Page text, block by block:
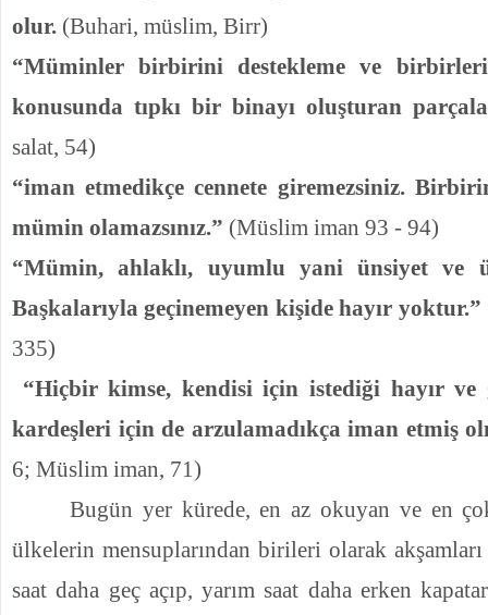
olur. (Buhari, müslim, Birr)
“Müminler birbirini destekleme ve
konusunda tıpkı bir binayı oluşturan
salat, 54)
“iman etmedikçe cennete giremezsiniz.
mümin olamazsınız.” (Müslim iman 93 - 94)
“Mümin, ahlaklı, uyumlu yani ünsiyet ve
Başkalarıyla geçinemeyen kişide hayır yoktur.”
335)
“Hiçbir kimse, kendisi için istediği hayır ve
kardeşleri için de arzulamadıkça iman etmiş
6; Müslim iman, 71)
Bugün yer kürede, en az okuyan ve en
ülkelerin mensuplarından birileri olarak
saat daha geç açıp, yarım saat daha erken